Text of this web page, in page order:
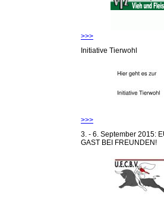
>>>
Initiative Tierwohl
>>>
3. - 6. September 2015:
GAST BEI FREUNDEN!